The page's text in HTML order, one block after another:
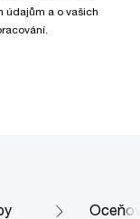
údajům a o vašich